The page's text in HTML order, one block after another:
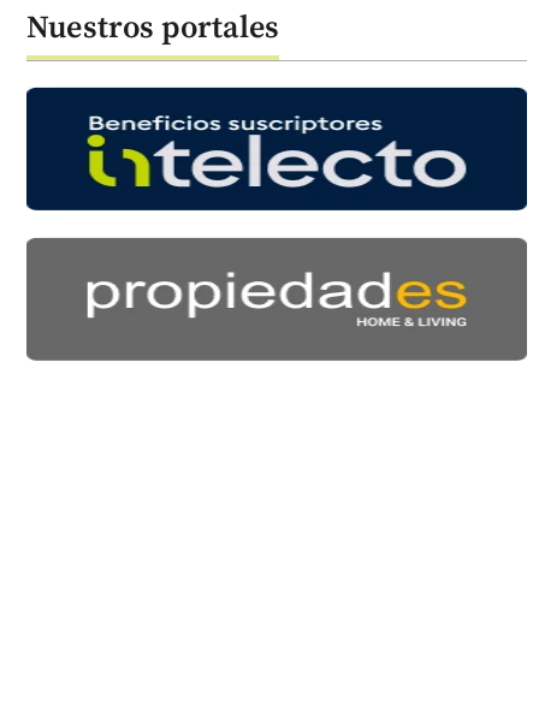
Nuestros portales